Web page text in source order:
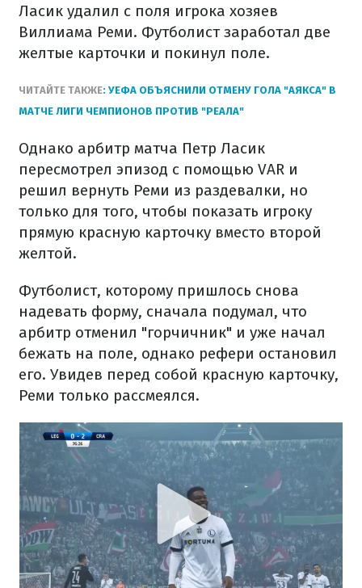
Ласик удалил с поля игрока хозяев
Виллиама Реми. Футболист заработал две
желтые карточки и покинул поле.
ЧИТАЙТЕ ТАКЖЕ: УЕФА ОБЪЯСНИЛИ ОТМЕНУ ГОЛА "АЯКСА" В
МАТЧЕ ЛИГИ ЧЕМПИОНОВ ПРОТИВ "РЕАЛА"
Однако арбитр матча Петр Ласик
пересмотрел эпизод с помощью VAR и
решил вернуть Реми из раздевалки, но
только для того, чтобы показать игроку
прямую красную карточку вместо второй
желтой.
Футболист, которому пришлось снова
надевать форму, сначала подумал, что
арбитр отменил "горчичник" и уже начал
бежать на поле, однако рефери остановил
его. Увидев перед собой красную карточку,
Реми только рассмеялся.